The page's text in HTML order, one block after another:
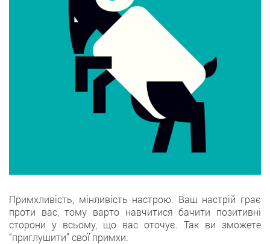
Примхливість, мінливість настрою. Ваш настрій грає
проти вас, тому варто навчитися бачити позитивні
сторони у всьому, що вас оточує. Так ви зможете
“приглушити” свої примхи.